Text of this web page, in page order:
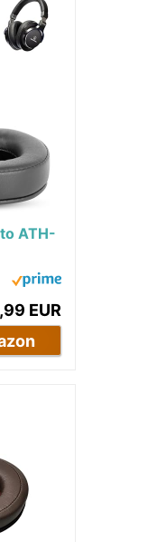
ATH-
EUR